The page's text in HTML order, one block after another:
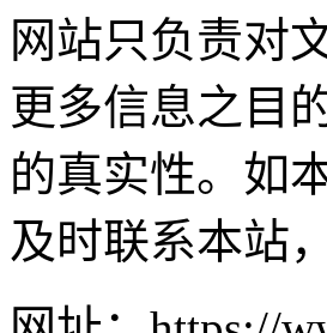
网站只负责对
更多信息之目
的真实性。如
及时联系本站